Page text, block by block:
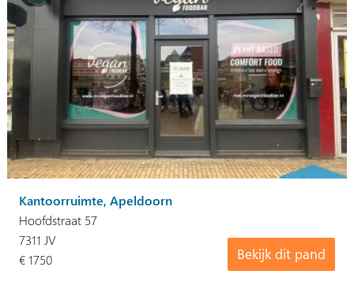
Kantoorruimte, Apeldoorn
Hoofdstraat 57
Bekijk dit pand
7311 JV
€ 1750